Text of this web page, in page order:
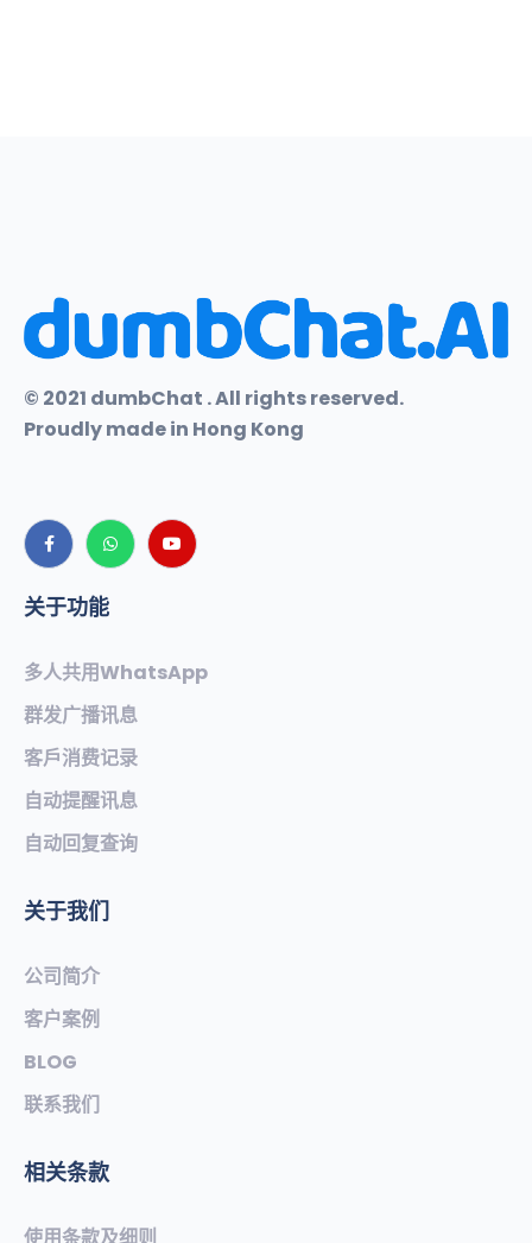
© 2021 dumbChat . All rights reserved.
Proudly made in Hong Kong
关于功能
多人共用WhatsApp
群发广播讯息
客戶消费记录
自动提醒讯息
自动回复查询
关于我们
公司简介
客户案例
BLOG
联系我们
相关条款